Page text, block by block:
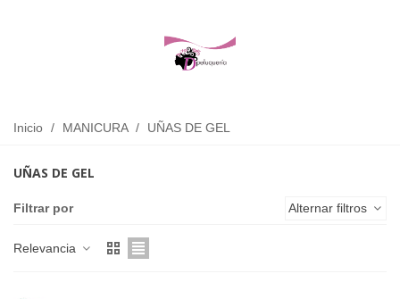
Inicio / MANICURA / UÑAS DE GEL
UÑAS DE GEL
Filtrar por Alternar filtros
Relevancia